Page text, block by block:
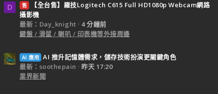
D 售
【全台售】羅技Logitech C615 Full HD1080p Webcam網路
攝影機
最新：Day_knight
4 分鐘前
鍵盤 / 滑鼠 / 喇叭 / 印表機等外接周邊
AI 應用 AI 推升記憶體需求，儲存技術扮演更關鍵角色
最新：soothepain
昨天 17:20
業界新聞